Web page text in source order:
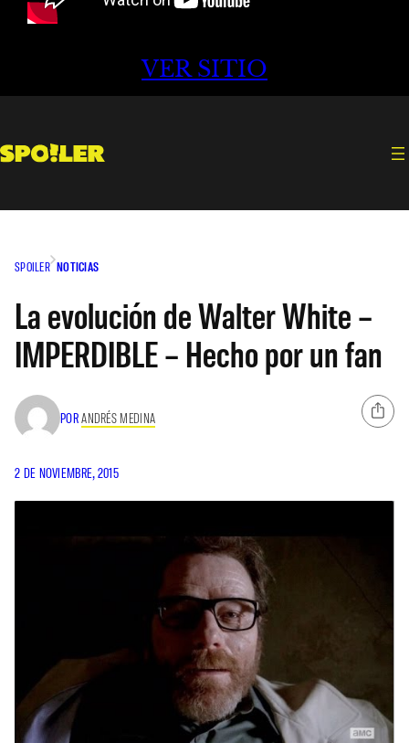
VER SITIO
SPOILER NOTICIAS
La evolución de Walter White –
IMPERDIBLE – Hecho por un fan
PORANDRÉS MEDINA
2 DE NOVIEMBRE, 2015